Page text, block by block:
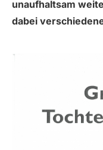
unaufhaltsam
dabei